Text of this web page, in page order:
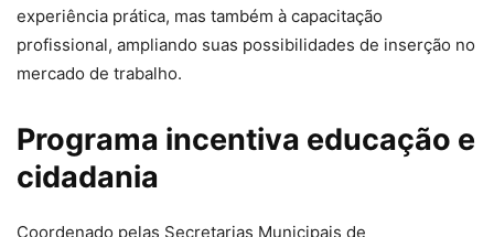
experiência prática, mas também à capacitação
profissional, ampliando suas possibilidades de inserção no
mercado de trabalho.
Programa incentiva educação e
cidadania
Coordenado pelas Secretarias Municipais de